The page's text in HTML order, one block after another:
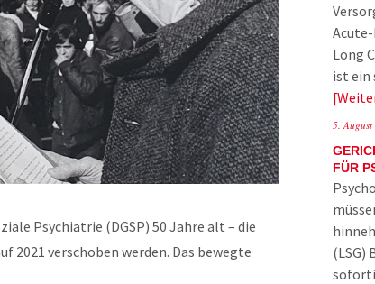
Psychiatrie (DGSP) 50 Jahre alt – die
verschoben werden. Das bewegte
Long
ist ein
5.
FÜR
(LSG)